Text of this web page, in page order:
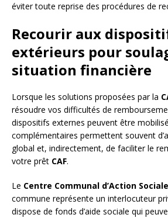
éviter toute reprise des procédures de
Recourir aux
extérieurs pour
situation financière
Lorsque les solutions proposées par la
résoudre vos difficultés de
dispositifs externes peuvent être
complémentaires permettent souvent
global et, indirectement, de faciliter le
votre prêt CAF.
Le Centre Communal d’Action Sociale
commune représente un interlocuteur
dispose de fonds d’aide sociale qui